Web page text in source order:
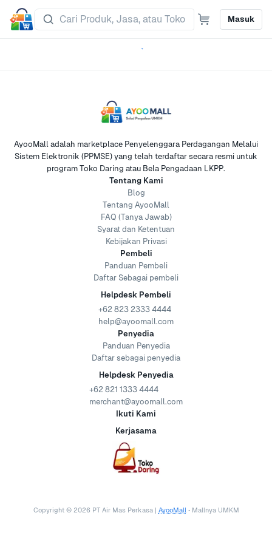
Masuk
AyooMall adalah marketplace Penyelenggara Perdagangan Melalui
Sistem Elektronik (PPMSE) yang telah terdaftar secara resmi untuk
program Toko Daring atau Bela Pengadaan LKPP.
Tentang Kami
Blog
Tentang AyooMall
FAQ (Tanya Jawab)
Syarat dan Ketentuan
Kebijakan Privasi
Pembeli
Panduan Pembeli
Daftar Sebagai pembeli
Helpdesk Pembeli
+62 823 2333 4444
help@ayoomall.com
Penyedia
Panduan Penyedia
Daftar sebagai penyedia
Helpdesk Penyedia
+62 821 1333 4444
merchant@ayoomall.com
Ikuti Kami
Kerjasama
Copyright © 2026 PT Air Mas Perkasa | AyooMall • Mallnya UMKM